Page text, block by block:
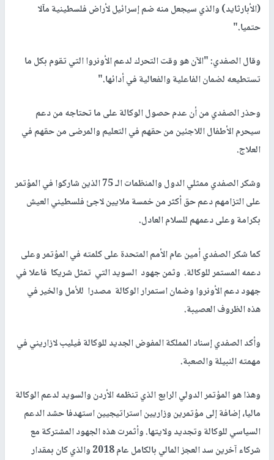
(الأبارثايد) والذي سيجعل منه ضم إسرائيل لأراض فلسطينية مآلا
حتميا."
وقال الصفدي: "الآن هو وقت التحرك لدعم الأونروا التي تقوم بكل ما
تستطيعه لضمان الفاعلية والفعالية في أدائها."
وحذر الصفدي من أن عدم حصول الوكالة على ما تحتاجه من دعم
سيحرم الأطفال اللاجئين من حقهم في التعليم والمرضى من حقهم في
العلاج.
وشكر الصفدي ممثلي الدول والمنظمات الـ 75 الذين شاركوا في المؤتمر
على التزامهم دعم حق أكثر من خمسة ملايين لاجئ فلسطيني العيش
بكرامة وعلى دعمهم للسلام العادل.
كما شكر الصفدي أمين عام الأمم المتحدة على كلمته في المؤتمر وعلى
دعمه المستمر للوكالة. وثمن جهود السويد التي تمثل شريكا فاعلا في
جهود دعم الأونروا وضمان استمرار الوكالة مصدرا للأمل والخير في
هذه الظروف العصيبة.
وأكد الصفدي إسناد المملكة المفوض الجديد للوكالة فيليب لازاريني في
مهمته النبيلة والصعبة.
وهذا هو المؤتمر الدولي الرابع الذي تنظمه الأردن والسويد لدعم الوكالة
ماليا، إضافة إلى مؤتمرين وزاريين استراتيجيين استهدفا حشد الدعم
السياسي للوكالة وتجديد ولايتها. وأثمرت هذه الجهود المشتركة مع
شركاء آخرين سد العجز المالي بالكامل عام 2018 والذي كان بمقدار